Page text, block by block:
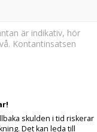
är indikativ, hör
Kontantinsatsen
skulden i tid riskerar
Det kan leda till